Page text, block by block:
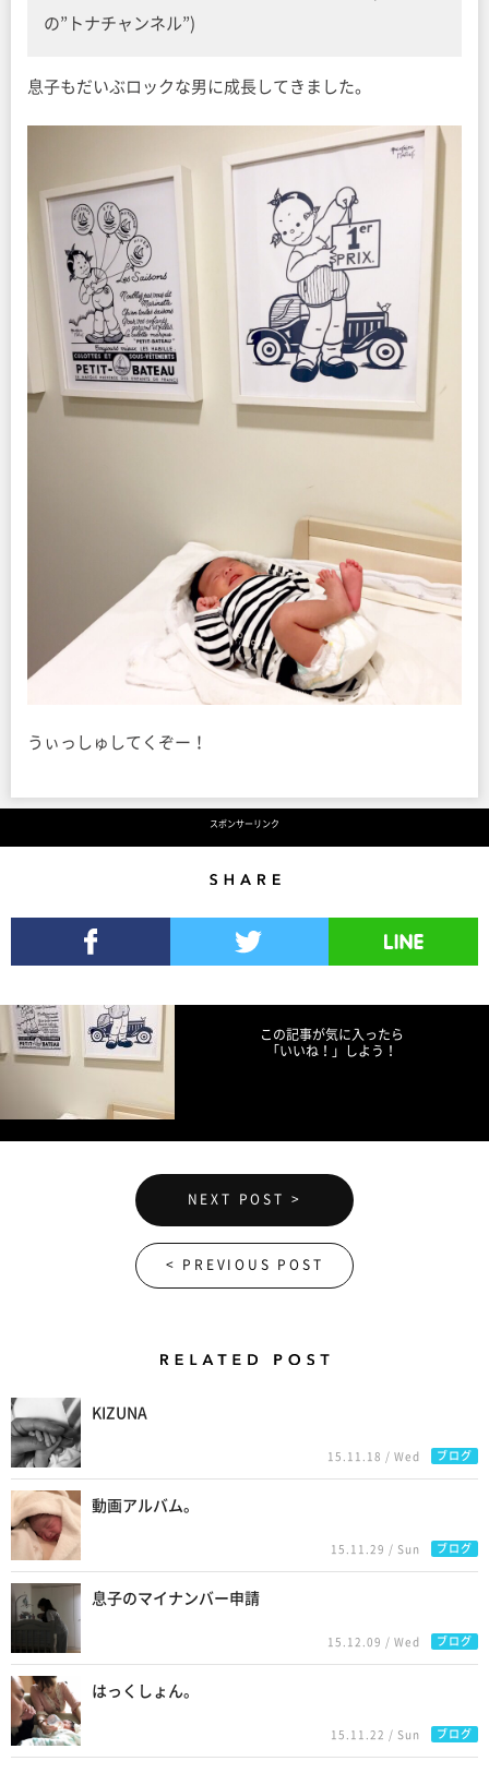
の”トナチャンネル”)
息子もだいぶロックな男に成長してきました。
うぃっしゅしてくぞー！
スポンサーリンク
この記事が気に入ったら
「いいね！」しよう！
NEXT POST >
< PREVIOUS POST
KIZUNA
15.11.18 / Wed ブログ
動画アルバム。
15.11.29 / Sun ブログ
息子のマイナンバー申請
15.12.09 / Wed ブログ
はっくしょん。
15.11.22 / Sun ブログ